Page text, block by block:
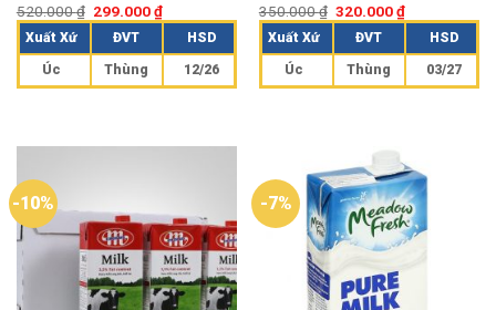
Được xếp
hạng 5.00
520.000₫ 299.000₫
Xuất Xứ ĐVT HSD
Úc Thùng 12/26
Được xếp
hạng 5.00
350.000₫ 320.000₫
Xuất Xứ ĐVT HSD
Úc Thùng 03/27
-10% -7%